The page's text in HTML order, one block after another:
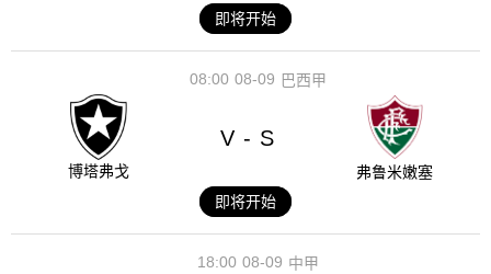
即将开始
08-09
08:00 巴西甲
博塔弗戈
V - S
弗鲁米嫩塞
即将开始
08-09
18:00 中甲